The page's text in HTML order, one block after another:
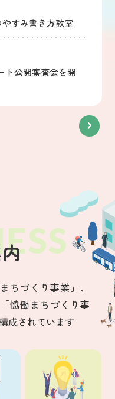
すみ書き方教室
ト公開審査会を開
ちづくり事業」、
「恊働まちづくり事
成されています